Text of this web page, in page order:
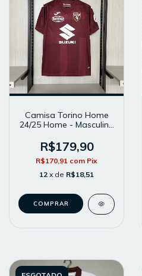
Camisa Torino Home
24/25 Home - Masculina
Vinho
R$179,90
R$170,91 com Pix
12 x de R$18,51
COMPRAR